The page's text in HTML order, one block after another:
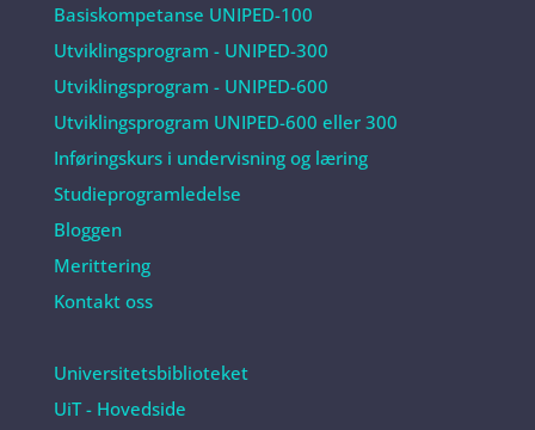
Basiskompetanse UNIPED-100
Utviklingsprogram - UNIPED-300
Utviklingsprogram - UNIPED-600
Utviklingsprogram UNIPED-600 eller 300
Inføringskurs i undervisning og læring
Studieprogramledelse
Bloggen
Merittering
Kontakt oss
Universitetsbiblioteket
UiT - Hovedside